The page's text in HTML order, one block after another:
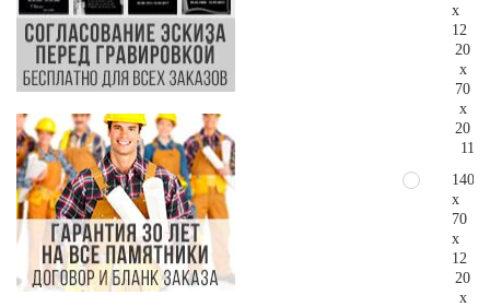
x
12
20
x
70
x
20
140
x
70
x
12
20
x